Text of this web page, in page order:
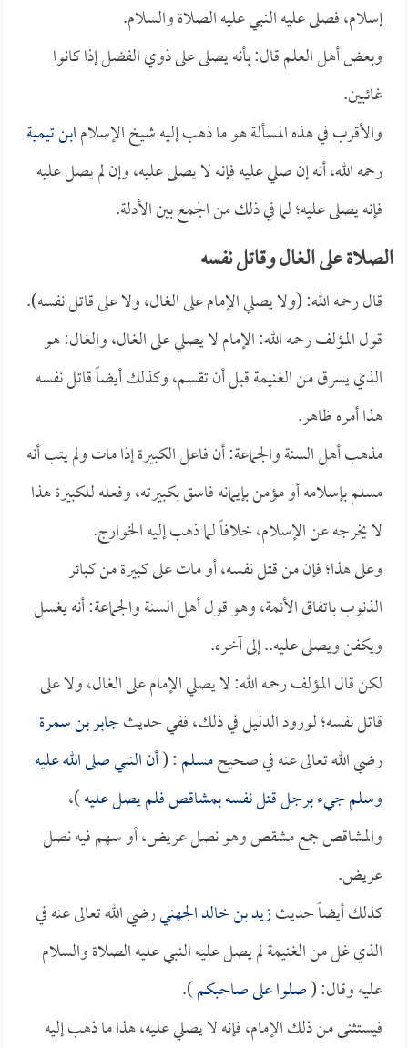
إسلام، فصلى عليه النبي عليه الصلاة والسلام.
وبعض أهل العلم قال: بأنه يصلى على ذوي الفضل إذا كانوا
غائبين.
والأقرب في هذه المسألة هو ما ذهب إليه شيخ الإسلامابن تيمية
رحمه الله، أنه إن صلي عليه فإنه لا يصلى عليه، وإن لم يصل عليه
فإنه يصلى عليه؛ لما في ذلك من الجمع بين الأدلة.
الصلاة على الغال وقاتل نفسه
قال رحمه الله: (ولا يصلي الإمام على الغال، ولا على قاتل نفسه).
قول المؤلف رحمه الله: الإمام لا يصلي على الغال، والغال: هو
الذي يسرق من الغنيمة قبل أن تقسم، وكذلك أيضاً قاتل نفسه
هذا أمره ظاهر.
مذهب أهل السنة والجماعة: أن فاعل الكبيرة إذا مات ولم يتب أنه
مسلم بإسلامه أو مؤمن بإيمانه فاسق بكبيرته، وفعله للكبيرة هذا
لا يخرجه عن الإسلام، خلافاً لما ذهب إليه الخوارج.
وعلى هذا؛ فإن من قتل نفسه، أو مات على كبيرة من كبائر
الذنوب باتفاق الأئمة، وهو قول أهل السنة والجماعة: أنه يغسل
ويكفن ويصلى عليه.. إلى آخره.
لكن قال المؤلف رحمه الله: لا يصلي الإمام على الغال، ولا على
قاتل نفسه؛ لورود الدليل في ذلك، ففي حديثجابر بن سمرة
رضي الله تعالى عنه في صحيحمسلم: (أن النبي صلى الله عليه
وسلم جيء برجل قتل نفسه بمشاقص فلم يصل عليه)،
والمشاقص جمع مشقص وهو نصل عريض، أو سهم فيه نصل
عريض.
كذلك أيضاً حديثزيد بن خالد الجهنيرضي الله تعالى عنه في
الذي غل من الغنيمة لم يصل عليه النبي عليه الصلاة والسلام
عليه وقال: (صلوا على صاحبكم).
فيستثنى من ذلك الإمام، فإنه لا يصلي عليه، هذا ما ذهب إليه